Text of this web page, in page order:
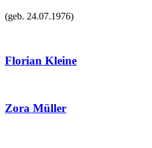
(geb. 24.07.1976)
Florian Kleine
Zora Müller